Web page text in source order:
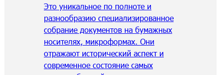
Это уникальное по полноте и
разнообразию специализированное
собрание документов на бумажных
носителях, микроформах. Они
отражают исторический аспект и
современное состояние самых